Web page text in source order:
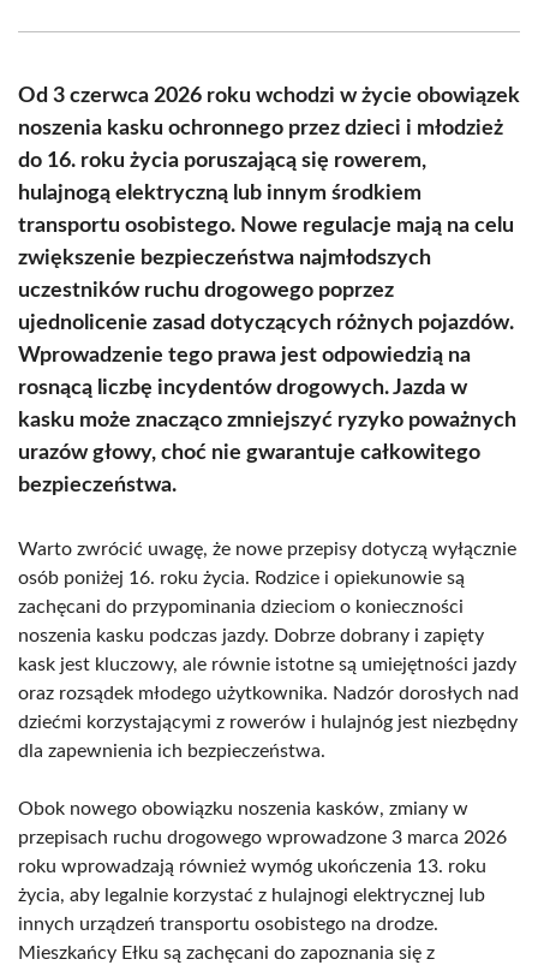
(Twitter)
Od 3 czerwca 2026 roku wchodzi w życie obowiązek
noszenia kasku ochronnego przez dzieci i młodzież
do 16. roku życia poruszającą się rowerem,
hulajnogą elektryczną lub innym środkiem
transportu osobistego. Nowe regulacje mają na celu
zwiększenie bezpieczeństwa najmłodszych
uczestników ruchu drogowego poprzez
ujednolicenie zasad dotyczących różnych pojazdów.
Wprowadzenie tego prawa jest odpowiedzią na
rosnącą liczbę incydentów drogowych. Jazda w
kasku może znacząco zmniejszyć ryzyko poważnych
urazów głowy, choć nie gwarantuje całkowitego
bezpieczeństwa.
Warto zwrócić uwagę, że nowe przepisy dotyczą wyłącznie
osób poniżej 16. roku życia. Rodzice i opiekunowie są
zachęcani do przypominania dzieciom o konieczności
noszenia kasku podczas jazdy. Dobrze dobrany i zapięty
kask jest kluczowy, ale równie istotne są umiejętności jazdy
oraz rozsądek młodego użytkownika. Nadzór dorosłych nad
dziećmi korzystającymi z rowerów i hulajnóg jest niezbędny
dla zapewnienia ich bezpieczeństwa.
Obok nowego obowiązku noszenia kasków, zmiany w
przepisach ruchu drogowego wprowadzone 3 marca 2026
roku wprowadzają również wymóg ukończenia 13. roku
życia, aby legalnie korzystać z hulajnogi elektrycznej lub
innych urządzeń transportu osobistego na drodze.
Mieszkańcy Ełku są zachęcani do zapoznania się z